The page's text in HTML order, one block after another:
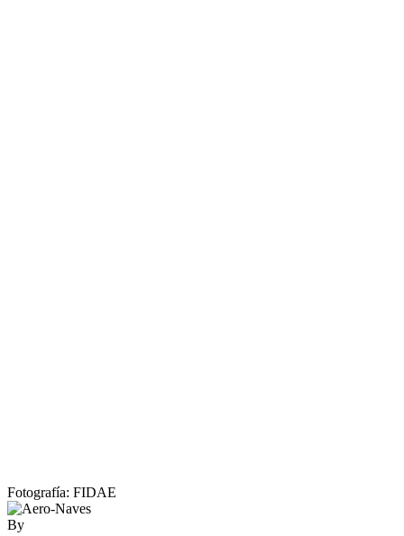
Fotografía: FIDAE
By